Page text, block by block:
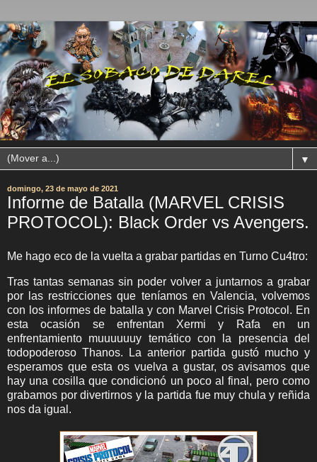
▼
domingo, 23 de mayo de 2021
Informe de Batalla (MARVEL CRISIS
PROTOCOL): Black Order vs Avengers.
Me hago eco de la vuelta a grabar partidas en Turno Cu4tro:
Tras tantas semanas sin poder volver a juntarnos a grabar
por las restricciones que teníamos en Valencia, volvemos
con los informes de batalla y con Marvel Crisis Protocol. En
esta ocasión se enfrentan Xermi y Rafa en un
enfrentamiento muuuuuuy temático con la presencia del
todopoderoso Thanos. La anterior partida gustó mucho y
esperamos que esta os vuelva a gustar, os avisamos que
hay una cosilla que condicionó un poco al final, pero como
grabamos por divertirnos y la partida fue muy chula y reñida
nos da igual.